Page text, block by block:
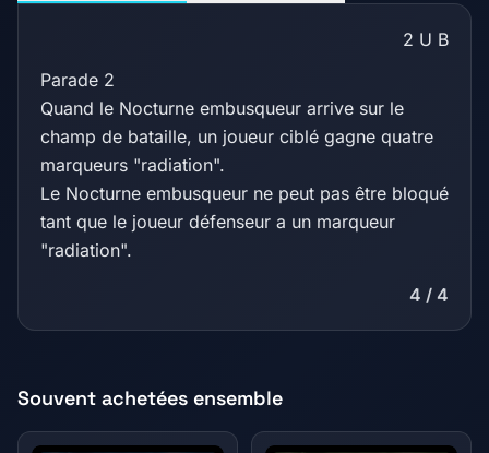
2 U B
Parade 2
Quand le Nocturne embusqueur arrive sur le
champ de bataille, un joueur ciblé gagne quatre
marqueurs "radiation".
Le Nocturne embusqueur ne peut pas être bloqué
tant que le joueur défenseur a un marqueur
"radiation".
4 / 4
Souvent achetées ensemble